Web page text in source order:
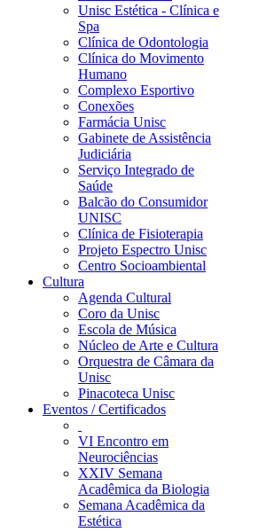
Unisc Estética - Clínica e
Spa
Clínica de Odontologia
Clínica do Movimento
Humano
Complexo Esportivo
Conexões
Farmácia Unisc
Gabinete de Assistência
Judiciária
Serviço Integrado de
Saúde
Balcão do Consumidor
UNISC
Clínica de Fisioterapia
Projeto Espectro Unisc
Centro Socioambiental
Cultura
Agenda Cultural
Coro da Unisc
Escola de Música
Núcleo de Arte e Cultura
Orquestra de Câmara da
Unisc
Pinacoteca Unisc
Eventos / Certificados
VI Encontro em
Neurociências
XXIV Semana
Acadêmica da Biologia
Semana Acadêmica da
Estética